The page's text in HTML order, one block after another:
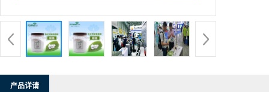
产品详请